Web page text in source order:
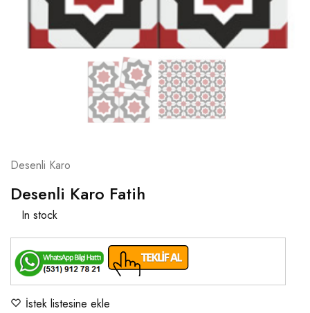
Desenli Karo
Desenli Karo Fatih
In stock
İstek listesine ekle